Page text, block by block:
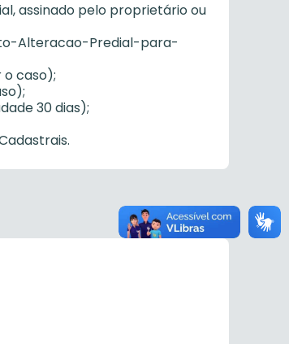
assinado pelo proprietário ou
Alteracao-Predial-para-
o caso);
30 dias);